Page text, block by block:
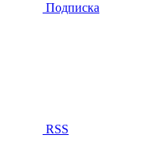
Подписка
RSS